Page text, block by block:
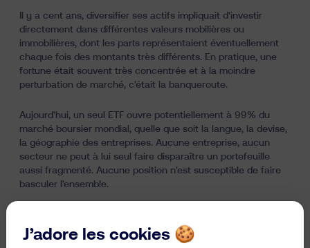
Il y a cent ans, diversifier ses actifs impliquait d'investir
directement dans différentes valeurs mobilières ou
immobilières, dont les parts représentaient éventuellement
chaque fois des montants très différents. En pratique, une
fortune était souvent très concentrée et à la moindre
perturbation de marché, c'était la banqueroute.
Aujourd'hui, un seul ETF ouvre potentiellement à 99% du
marché boursier mondial, quelle que soit la langue, la devise,
la géographie des entreprises. Aucune entreprise, aucun
secteur ne peut à lui seul faire disparaître un portefeuille
aussi fragmenté. Aucune position n'est susceptible de faire
basculer l'ensemble.
l'étendue de ses moyens et, ensuite, de fixer un objectif clair
quant à leur usage: soutenir sa pension, laisser quelque
J’adore les cookies 🍪